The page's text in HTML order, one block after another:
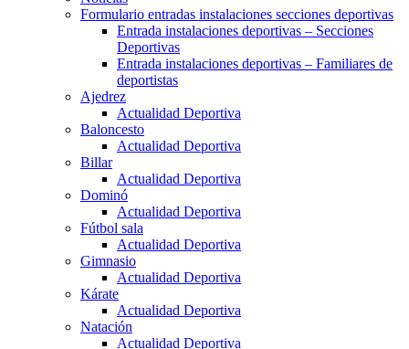
Formulario entradas instalaciones secciones deportivas
Entrada instalaciones deportivas – Secciones
Deportivas
Entrada instalaciones deportivas – Familiares de
deportistas
Ajedrez
Actualidad Deportiva
Baloncesto
Actualidad Deportiva
Billar
Actualidad Deportiva
Dominó
Actualidad Deportiva
Fútbol sala
Actualidad Deportiva
Gimnasio
Actualidad Deportiva
Kárate
Actualidad Deportiva
Natación
Actualidad Deportiva